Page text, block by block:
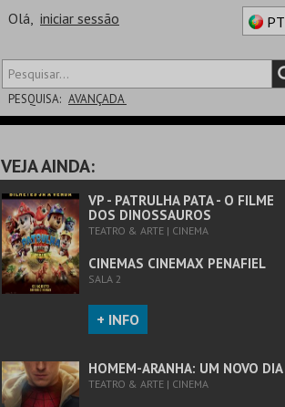
Olá, iniciar sessão PT
PESQUISA: AVANÇADA
SALA
VEJA AINDA:
VP - PATRULHA PATA - O FILME
DOS DINOSSAUROS
TEATRO & ARTE | CINEMA
CINEMAS CINEMAX PENAFIEL
SALA 2
+ INFO
HOMEM-ARANHA: UM NOVO DIA
TEATRO & ARTE | CINEMA